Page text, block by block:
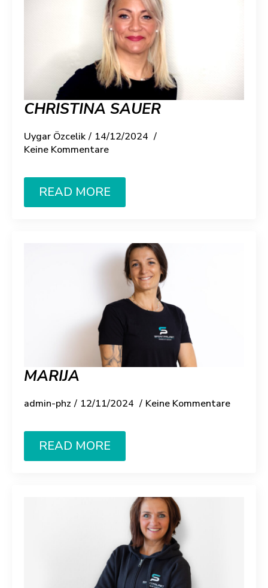
CHRISTINA SAUER
Uygar Özcelik
14/12/2024
Keine Kommentare
READ MORE
MARIJA
admin-phz 12/11/2024 Keine Kommentare
READ MORE